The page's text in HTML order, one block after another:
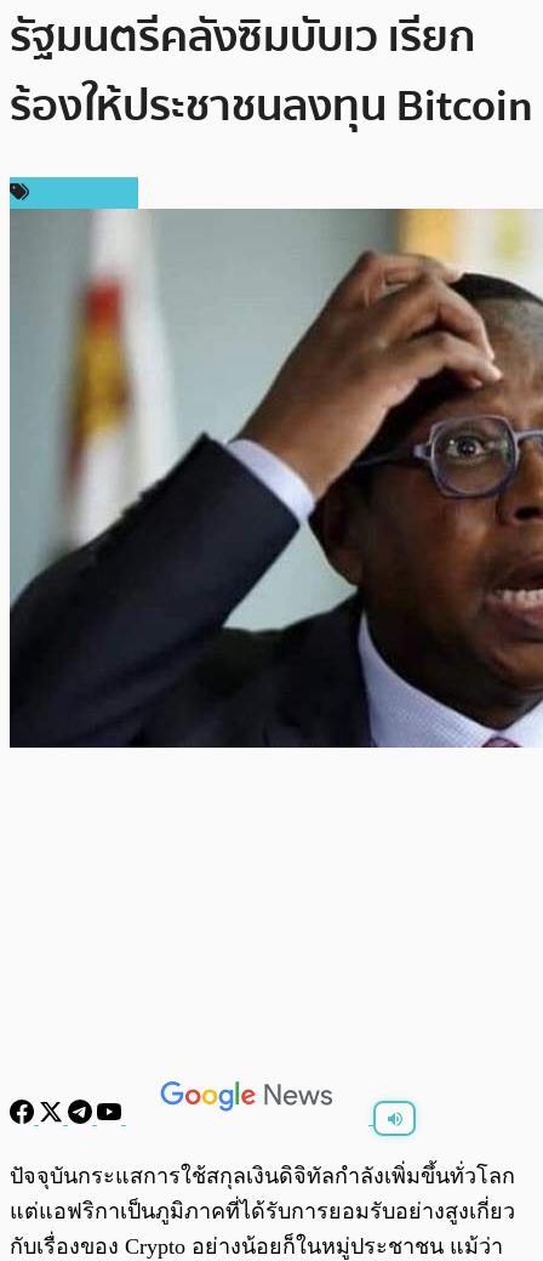
รัฐมนตรีคลังซิมบับเว เรียก
ร้องให้ประชาชนลงทุน Bitcoin
0:00 /0:00
ปัจจุบันกระแสการใช้สกุลเงินดิจิทัลกำลังเพิ่มขึ้นทั่วโลก
แต่แอฟริกาเป็นภูมิภาคที่ได้รับการยอมรับอย่างสูงเกี่ยว
กับเรื่องของ Crypto อย่างน้อยก็ในหมู่ประชาชน แม้ว่า